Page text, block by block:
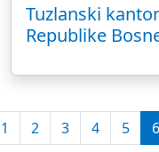
Tuzlanski
Republike
1 2 3 4 5 6